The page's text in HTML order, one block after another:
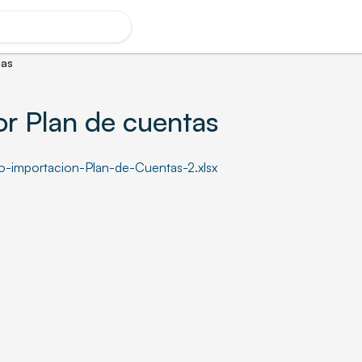
Plan de cuentas
importacion-Plan-de-Cuentas-2.xlsx